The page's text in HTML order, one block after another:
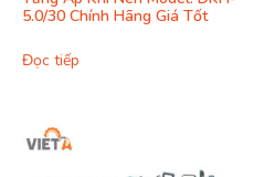
5.0/30 Chính Hãng Giá Tốt
Đọc tiếp